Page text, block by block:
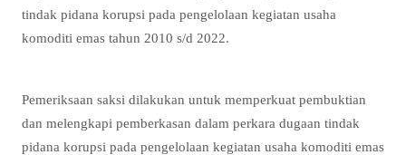
tindak pidana korupsi pada pengelolaan kegiatan usaha
komoditi emas tahun 2010 s/d 2022.
Pemeriksaan saksi dilakukan untuk memperkuat pembuktian
dan melengkapi pemberkasan dalam perkara dugaan tindak
pidana korupsi pada pengelolaan kegiatan usaha komoditi emas